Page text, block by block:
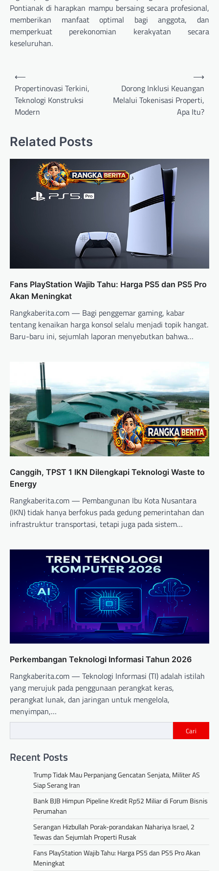
Pontianak di harapkan mampu bersaing secara profesional,
memberikan manfaat optimal bagi anggota, dan
memperkuat perekonomian kerakyatan secara
keseluruhan.
Navigasi
pos
⟵
Propertinovasi Terkini,
Teknologi Konstruksi
Modern
Dorong Inklusi Keuangan
Melalui Tokenisasi Properti,
Apa Itu?
⟶
Related Posts
Fans PlayStation Wajib Tahu: Harga PS5 dan PS5 Pro
Akan Meningkat
Rangkaberita.com — Bagi penggemar gaming, kabar
tentang kenaikan harga konsol selalu menjadi topik hangat.
Baru-baru ini, sejumlah laporan menyebutkan bahwa…
Canggih, TPST 1 IKN Dilengkapi Teknologi Waste to
Energy
Rangkaberita.com — Pembangunan Ibu Kota Nusantara
(IKN) tidak hanya berfokus pada gedung pemerintahan dan
infrastruktur transportasi, tetapi juga pada sistem…
Perkembangan Teknologi Informasi Tahun 2026
Rangkaberita.com — Teknologi Informasi (TI) adalah istilah
yang merujuk pada penggunaan perangkat keras,
perangkat lunak, dan jaringan untuk mengelola,
menyimpan,…
Cari
Recent Posts
Trump Tidak Mau Perpanjang Gencatan Senjata, Militer AS
Siap Serang Iran
Bank BJB Himpun Pipeline Kredit Rp52 Miliar di Forum Bisnis
Perumahan
Serangan Hizbullah Porak-porandakan Nahariya Israel, 2
Tewas dan Sejumlah Properti Rusak
Fans PlayStation Wajib Tahu: Harga PS5 dan PS5 Pro Akan
Meningkat